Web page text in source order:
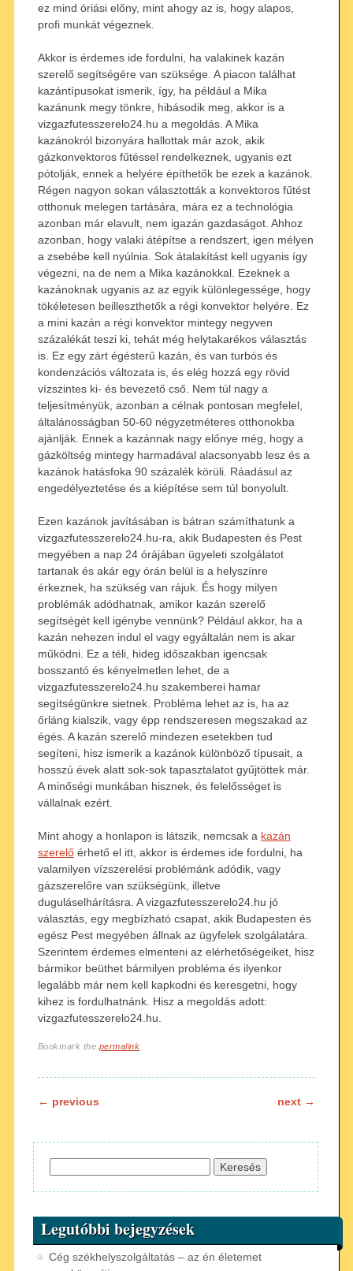
ez mind óriási előny, mint ahogy az is, hogy alapos,
profi munkát végeznek.
Akkor is érdemes ide fordulni, ha valakinek kazán
szerelő segítségére van szüksége. A piacon találhat
kazántípusokat ismerik, így, ha például a Mika
kazánunk megy tönkre, hibásodik meg, akkor is a
vizgazfutesszerelo24.hu a megoldás. A Mika
kazánokról bizonyára hallottak már azok, akik
gázkonvektoros fűtéssel rendelkeznek, ugyanis ezt
pótolják, ennek a helyére építhetők be ezek a kazánok.
Régen nagyon sokan választották a konvektoros fűtést
otthonuk melegen tartására, mára ez a technológia
azonban már elavult, nem igazán gazdaságot. Ahhoz
azonban, hogy valaki átépítse a rendszert, igen mélyen
a zsebébe kell nyúlnia. Sok átalakítást kell ugyanis így
végezni, na de nem a Mika kazánokkal. Ezeknek a
kazánoknak ugyanis az az egyik különlegessége, hogy
tökéletesen beilleszthetők a régi konvektor helyére. Ez
a mini kazán a régi konvektor mintegy negyven
százalékát teszi ki, tehát még helytakarékos választás
is. Ez egy zárt égésterű kazán, és van turbós és
kondenzációs változata is, és elég hozzá egy rövid
vízszintes ki- és bevezető cső. Nem túl nagy a
teljesítményük, azonban a célnak pontosan megfelel,
általánosságban 50-60 négyzetméteres otthonokba
ajánlják. Ennek a kazánnak nagy előnye még, hogy a
gázköltség mintegy harmadával alacsonyabb lesz és a
kazánok hatásfoka 90 százalék körüli. Ráadásul az
engedélyeztetése és a kiépítése sem túl bonyolult.
Ezen kazánok javításában is bátran számíthatunk a
vizgazfutesszerelo24.hu-ra, akik Budapesten és Pest
megyében a nap 24 órájában ügyeleti szolgálatot
tartanak és akár egy órán belül is a helyszínre
érkeznek, ha szükség van rájuk. És hogy milyen
problémák adódhatnak, amikor kazán szerelő
segítségét kell igénybe vennünk? Például akkor, ha a
kazán nehezen indul el vagy egyáltalán nem is akar
működni. Ez a téli, hideg időszakban igencsak
bosszantó és kényelmetlen lehet, de a
vizgazfutesszerelo24.hu szakemberei hamar
segítségünkre sietnek. Probléma lehet az is, ha az
őrláng kialszik, vagy épp rendszeresen megszakad az
égés. A kazán szerelő mindezen esetekben tud
segíteni, hisz ismerik a kazánok különböző típusait, a
hosszú évek alatt sok-sok tapasztalatot gyűjtöttek már.
A minőségi munkában hisznek, és felelősséget is
vállalnak ezért.
Mint ahogy a honlapon is látszik, nemcsak a kazán
szerelőérhető el itt, akkor is érdemes ide fordulni, ha
valamilyen vízszerelési problémánk adódik, vagy
gázszerelőre van szükségünk, illetve
duguláselhárításra. A vizgazfutesszerelo24.hu jó
választás, egy megbízható csapat, akik Budapesten és
egész Pest megyében állnak az ügyfelek szolgálatára.
Szerintem érdemes elmenteni az elérhetőségeiket, hisz
bármikor beüthet bármilyen probléma és ilyenkor
legalább már nem kell kapkodni és keresgetni, hogy
kihez is fordulhatnánk. Hisz a megoldás adott:
vizgazfutesszerelo24.hu.
Bookmark the permalink
Post navigation
← previous next →
Legutóbbi bejegyzések
Cég székhelyszolgáltatás – az én életemet